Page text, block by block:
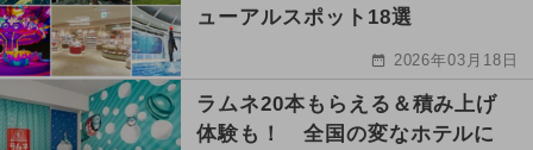
ューアルスポット18選
2026年03月18日
ラムネ20本もらえる＆積み上げ
体験も！ 全国の変なホテルに